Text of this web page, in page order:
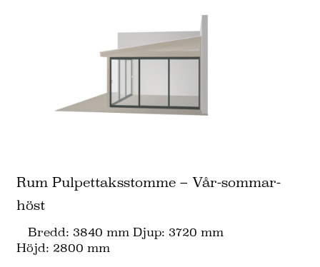
Rum Pulpettaksstomme – Vår-sommar-
höst
Bredd: 3840 mm Djup: 3720 mm
Höjd: 2800 mm